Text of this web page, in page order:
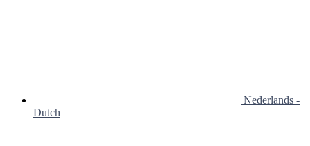
Nederlands -
Dutch